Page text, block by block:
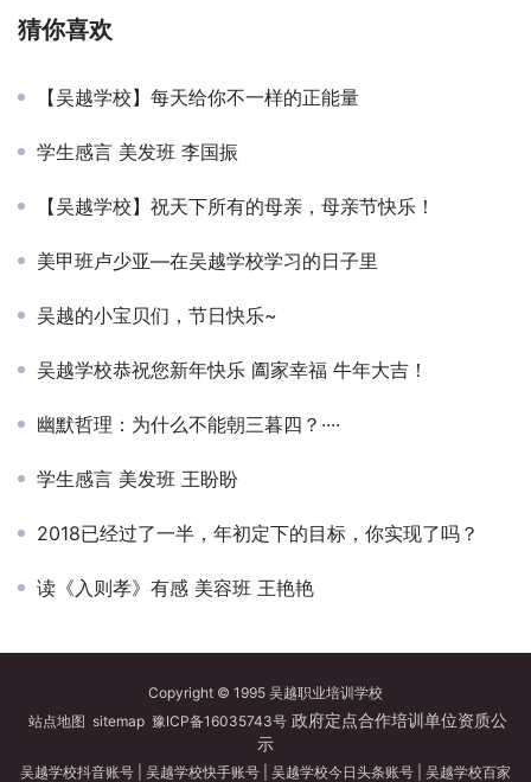
猜你喜欢
【吴越学校】每天给你不一样的正能量
学生感言 美发班 李国振
【吴越学校】祝天下所有的母亲，母亲节快乐！
美甲班卢少亚—在吴越学校学习的日子里
吴越的小宝贝们，节日快乐~
吴越学校恭祝您新年快乐 阖家幸福 牛年大吉！
幽默哲理：为什么不能朝三暮四？····
学生感言 美发班 王盼盼
2018已经过了一半，年初定下的目标，你实现了吗？
读《入则孝》有感 美容班 王艳艳
Copyright © 1995 吴越职业培训学校
站点地图 sitemap 豫ICP备16035743号政府定点合作培训单位资质公
示
吴越学校抖音账号 吴越学校快手账号 吴越学校今日头条账号 吴越学校百家